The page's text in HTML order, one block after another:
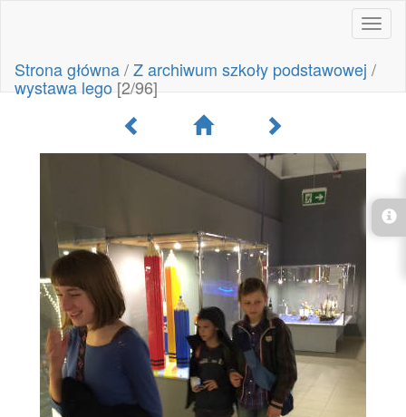
Strona główna/Z archiwum szkoły podstawowej /
wystawa lego[2/96]